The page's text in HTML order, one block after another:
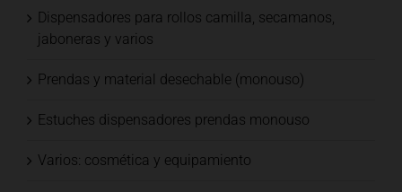
Dispensadores para rollos camilla, secamanos,
jaboneras y varios
Prendas y material desechable (monouso)
Estuches dispensadores prendas monouso
Varios: cosmética y equipamiento